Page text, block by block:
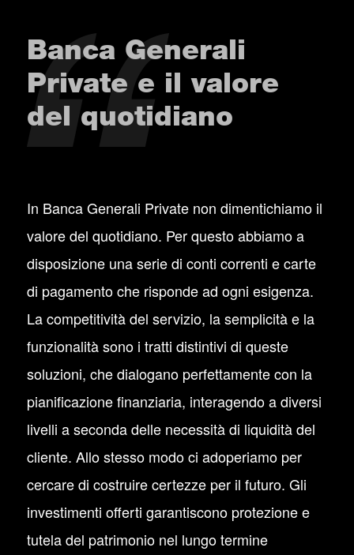
Banca Generali
Private e il valore
del quotidiano
In Banca Generali Private non dimentichiamo il
valore del quotidiano. Per questo abbiamo a
disposizione una serie di conti correnti e carte
di pagamento che risponde ad ogni esigenza.
La competitività del servizio, la semplicità e la
funzionalità sono i tratti distintivi di queste
soluzioni, che dialogano perfettamente con la
pianificazione finanziaria, interagendo a diversi
livelli a seconda delle necessità di liquidità del
cliente. Allo stesso modo ci adoperiamo per
cercare di costruire certezze per il futuro. Gli
investimenti offerti garantiscono protezione e
tutela del patrimonio nel lungo termine